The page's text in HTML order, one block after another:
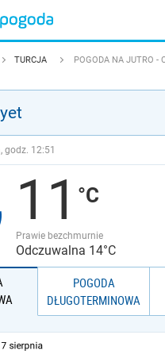
TURCJA POGODA NA JUTRO -
godz. 12:51
11
Prawie bezchmurnie
Odczuwalna 14°C
POGODA
DŁUGOTERMINOWA